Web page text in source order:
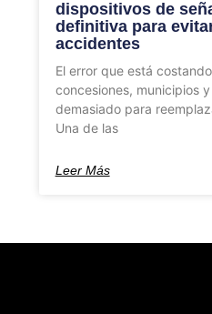
dispositivos de
definitiva para
accidentes
El error que está
concesiones, municipios
demasiado para
Una de las
Leer Más